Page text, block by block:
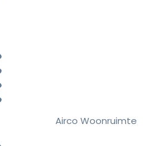
Airco Woonruimte